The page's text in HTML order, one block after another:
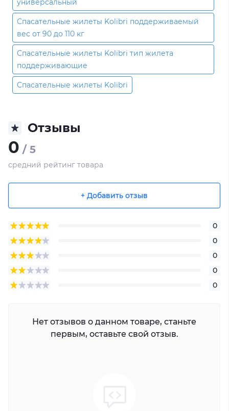
универсальный
Спасательные жилеты Kolibri поддерживаемый
вес от 90 до 110 кг
Спасательные жилеты Kolibri тип жилета
поддерживающие
Спасательные жилеты Kolibri
Отзывы
0 / 5
средний рейтинг товара
+ Добавить отзыв
0
0
0
0
0
Нет отзывов о данном товаре, станьте
первым, оставьте свой отзыв.